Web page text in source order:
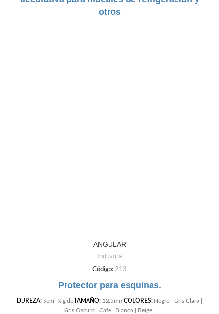
otros
ANGULAR
Industria
Código: 213
Protector para esquinas.
DUREZA: Semi RígidoTAMAÑO: 12.5mmCOLORES: Negro | Gris Claro |
Gris Oscuro | Cafe | Blanco | Beige |